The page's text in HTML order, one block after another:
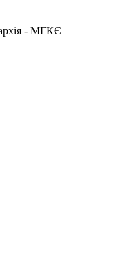
- МГКЄ